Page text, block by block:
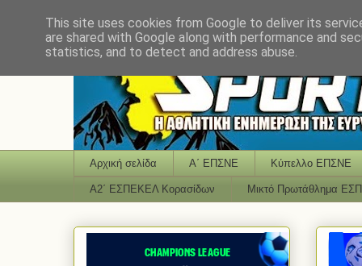
Αρχική σελίδα Α΄ ΕΠΣΝΕ Κύπελλο ΕΠΣΝΕ
Α2΄ ΕΣΠΕΚΕΛ Κορασίδων Μικτό Πρωτάθλημα
This site uses cookies from Google to deliver its
are shared with Google along with performance and
statistics, and to detect and address abuse.